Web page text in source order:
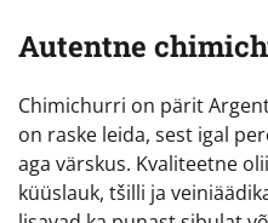
Autentne
Chimichurri on pärit
on raske leida, sest igal
aga värskus. Kvaliteetne
küüslauk, tšilli ja